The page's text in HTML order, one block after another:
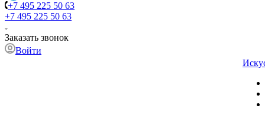
+7 495 225 50 63
+7 495 225 50 63
Заказать звонок
Войти